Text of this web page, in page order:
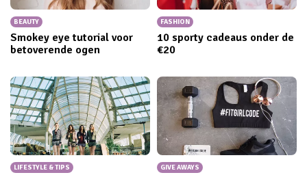
BEAUTY
Smokey eye tutorial voor
betoverende ogen
FASHION
10 sporty cadeaus onder de
€20
LIFESTYLE & TIPS GIVE AWAYS